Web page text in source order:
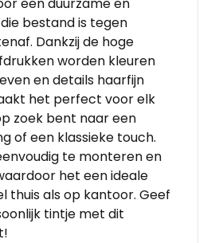
bestand is tegen
Dankzij de hoge
worden kleuren
en details haarfijn
het perfect voor elk
zoek bent naar een
of een klassieke touch.
te monteren en
het een ideale
thuis als op kantoor. Geef
tintje met dit